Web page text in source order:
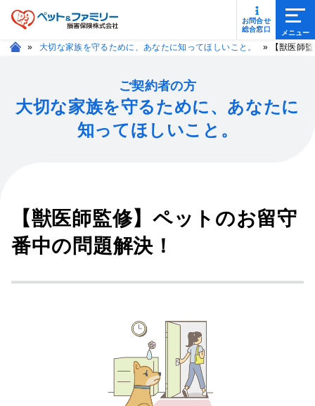
お問合せ
総合窓口
» 大切な家族を守るために、あなたに知ってほしいこと。 » 【獣医師
ご契約者の方
大切な家族を守るために、あなたに
知ってほしいこと。
【獣医師監修】ペットのお留守
番中の問題解決！